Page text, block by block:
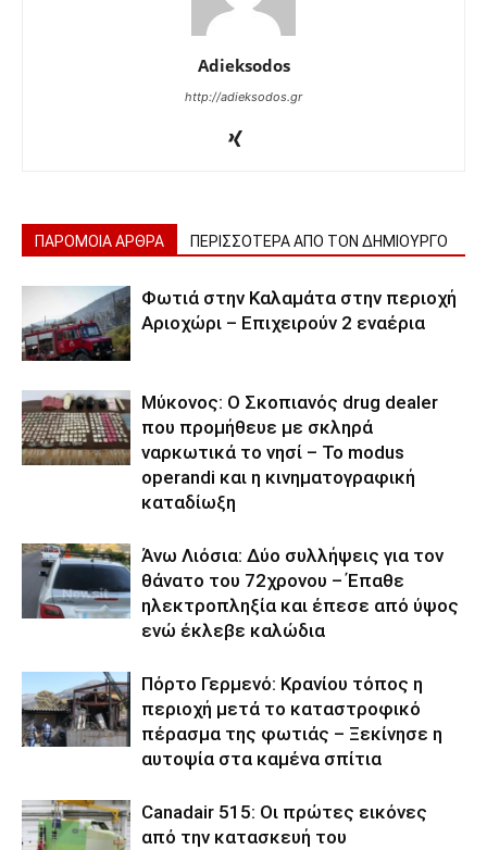
Adieksodos
http://adieksodos.gr
ΠΑΡΟΜΟΙΑ ΑΡΘΡΑ ΠΕΡΙΣΣΟΤΕΡΑ ΑΠΟ ΤΟΝ ΔΗΜΙΟΥΡΓΟ
Φωτιά στην Καλαμάτα στην περιοχή
Αριοχώρι – Επιχειρούν 2 εναέρια
Μύκονος: Ο Σκοπιανός drug dealer
που προμήθευε με σκληρά
ναρκωτικά το νησί – Το modus
operandi και η κινηματογραφική
καταδίωξη
Άνω Λιόσια: Δύο συλλήψεις για τον
θάνατο του 72χρονου – Έπαθε
ηλεκτροπληξία και έπεσε από ύψος
ενώ έκλεβε καλώδια
Πόρτο Γερμενό: Κρανίου τόπος η
περιοχή μετά το καταστροφικό
πέρασμα της φωτιάς – Ξεκίνησε η
αυτοψία στα καμένα σπίτια
Canadair 515: Οι πρώτες εικόνες
από την κατασκευή του